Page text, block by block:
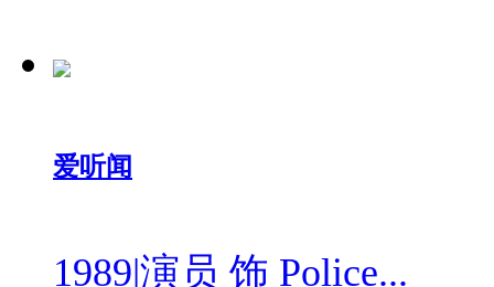
爱听闻
1989|演员 饰 Police...